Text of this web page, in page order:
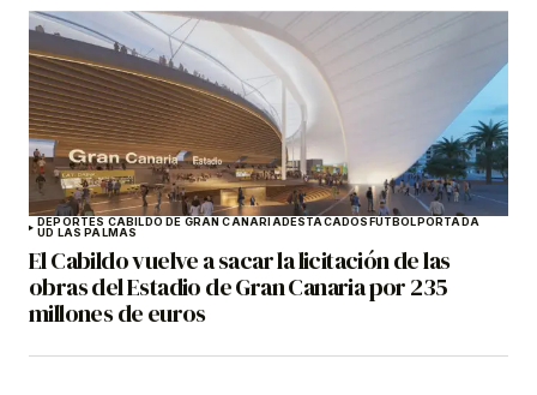
DEPORTES CABILDO DE GRAN CANARIADESTACADOS FÚTBOL PORTADA
UD LAS PALMAS
El Cabildo vuelve a sacar la licitación de las
obras del Estadio de Gran Canaria por 235
millones de euros